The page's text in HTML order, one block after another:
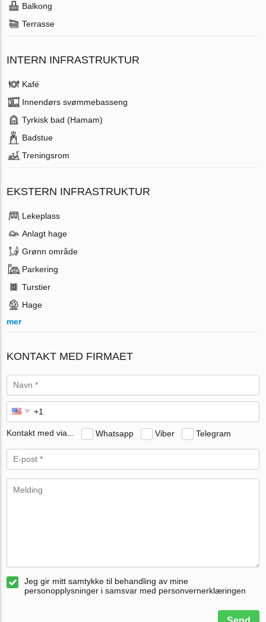
Balkong
Terrasse
INTERN INFRASTRUKTUR
Kafé
Innendørs svømmebasseng
Tyrkisk bad (Hamam)
Badstue
Treningsrom
EKSTERN INFRASTRUKTUR
Lekeplass
Anlagt hage
Grønn område
Parkering
Turstier
Hage
mer
KONTAKT MED FIRMAET
Kontakt med via... Whatsapp Viber Telegram
Jeg gir mitt samtykke til behandling av mine
personopplysninger i samsvar med personvernerklæringen